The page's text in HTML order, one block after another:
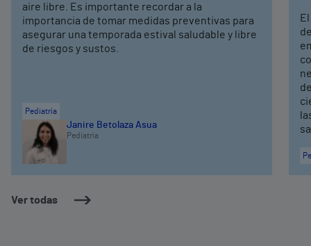
Ver todas
aire libre. Es importante recordar a la
importancia de tomar medidas preventivas para
asegurar una temporada estival saludable y libre
de riesgos y sustos.
Pediatría
Janire Betolaza Asua
Pediatría